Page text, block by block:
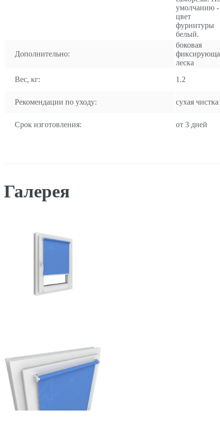
умолчанию -
цвет
фурнитуры
белый.
Дополнительно:
боковая
леска
Вес, кг:
1.2
Рекомендации по уходу: сухая чистка
Срок изготовления: от 3 дней
Галерея